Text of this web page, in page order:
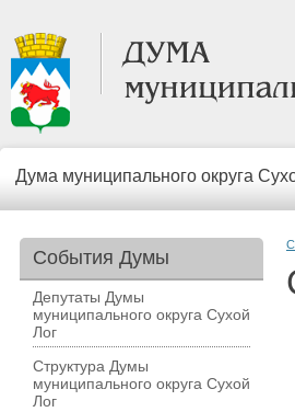
Дума муниципального округа
События Думы
Депутаты Думы
муниципального округа Сухой
Лог
Структура Думы
муниципального округа Сухой
Лог